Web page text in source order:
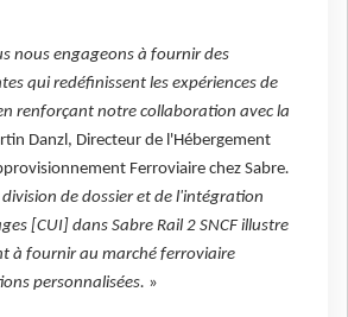
nous engageons à fournir des
qui redéfinissent les expériences de
renforçant notre collaboration avec la
Danzl, Directeur de l'Hébergement
Ferroviaire chez Sabre.
division de dossier et de l'intégration
[CUI] dans Sabre Rail 2 SNCF illustre
à fournir au marché ferroviaire
personnalisées. »